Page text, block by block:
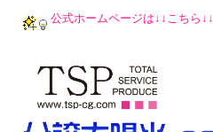
公式ホームページは↓↓こちら↓↓